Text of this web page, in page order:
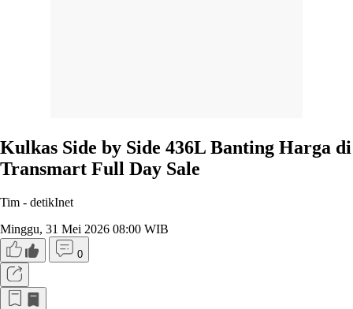
Kulkas Side by Side 436L Banting Harga di
Transmart Full Day Sale
Tim - detikInet
Minggu, 31 Mei 2026 08:00 WIB
0